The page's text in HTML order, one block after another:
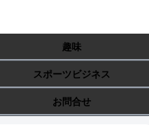
趣味
スポーツビジネス
お問合せ